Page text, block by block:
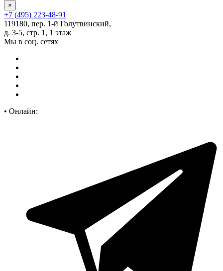
×
+7 (495) 223-48-91
119180, пер. 1-й Голутвинский,
д. 3-5, стр. 1, 1 этаж
Мы в соц. сетях
• Онлайн: